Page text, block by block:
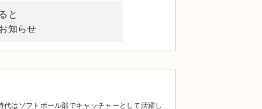
と
知らせ
はソフトボール部でキャッチャーとして活躍し